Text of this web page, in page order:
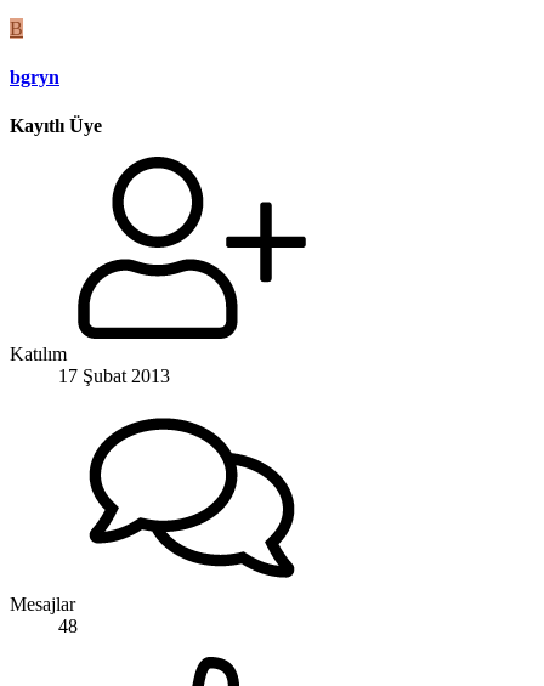
B
bgryn
Kayıtlı Üye
Katılım
17 Şubat 2013
Mesajlar
48